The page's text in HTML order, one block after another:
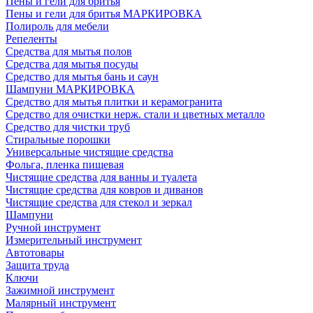
Пены и гели для бритья МАРКИРОВКА
Полироль для мебели
Репеленты
Средства для мытья полов
Средства для мытья посуды
Средство для мытья бань и саун
Шампуни МАРКИРОВКА
Средство для мытья плитки и керамогранита
Средство для очистки нерж. стали и цветных металло
Средство для чистки труб
Стиральные порошки
Универсальные чистящие средства
Фольга, пленка пищевая
Чистящие средства для ванны и туалета
Чистящие средства для ковров и диванов
Чистящие средства для стекол и зеркал
Шампуни
Ручной инструмент
Измерительный инструмент
Автотовары
Защита труда
Ключи
Зажимной инструмент
Малярный инструмент